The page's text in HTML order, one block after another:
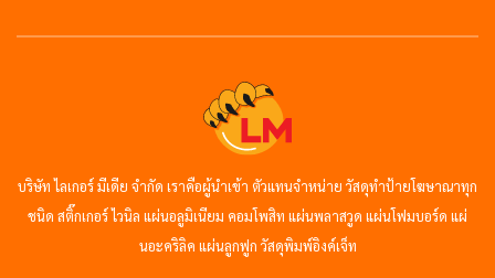
บริษัท ไลเกอร์ มีเดีย จำกัด เราคือผู้นำเข้า ตัวแทนจำหน่าย วัสดุทำป้ายโฆษาณาทุก
ชนิด สติ๊กเกอร์ ไวนิล แผ่นอลูมิเนียม คอมโพสิท แผ่นพลาสวูด แผ่นโฟมบอร์ด แผ่
นอะคริลิค แผ่นลูกฟูก วัสดุพิมพ์อิงค์เจ็ท